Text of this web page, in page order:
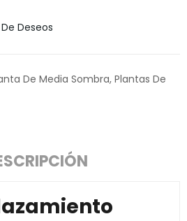
Deseos
De Media Sombra, Plantas De